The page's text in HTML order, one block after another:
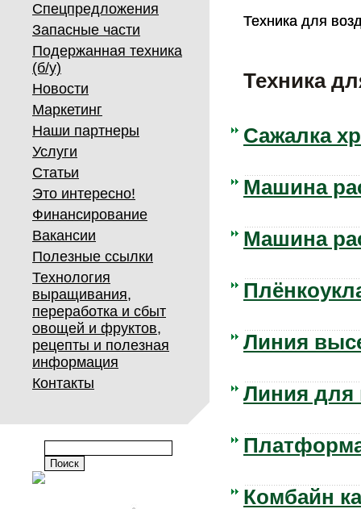
Спецпредложения
Запасные части
Подержанная техника
(б/у)
Новости
Маркетинг
Наши партнеры
Услуги
Статьи
Это интересно!
Финансирование
Вакансии
Полезные ссылки
Технология
выращивания,
переработка и сбыт
овощей и фруктов,
рецепты и полезная
информация
Контакты
Техника для
Техника для
Техника
Сажалка
Машина
Машина
Линия
Линия для
Комбайн